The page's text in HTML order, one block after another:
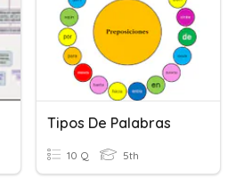
Tipos De Palabras
10 Q 5th